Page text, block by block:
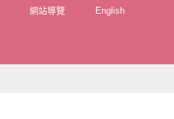
網站導覽 English